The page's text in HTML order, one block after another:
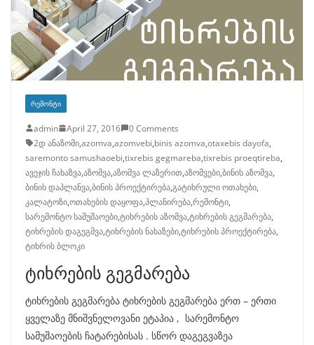
ᲠᲔᲛᲝᲜᲢᲘ
admin April 27, 2016
0 Comments
2დ ანაზომი,azomva,azomvebi,binis azomva,otaxebis dayofa,
saremonto samushaoebi,tixrebis gegmareba,tixrebis proeqtireba,
ავეჯის ჩახაზვა,აზომვა,აზომვა ლაზერით,აზომვები,ბინის აზომვა,
ბინის დაპლანვა,ბინის პროექტირება,გატიხრული ოთახები,
კალატოზი,ოთახების დაყოფა,პლანირება,რემონტი,
სარემონტო სამუშაოები,ტიხრების აზომვა,ტიხრების გეგმარება,
ტიხრების დაგეგმვა,ტიხრების ნახაზები,ტიხრების პროექტირება,
ტიხრის ბლოკი
ტიხრების გეგმარება
ტიხრების გეგმარება ტიხრების გეგმარება ერთ – ერთი
ყველაზე მნიშვნელოვანი ეტაპია , სარემონტო
სამუშაოების ჩატარებისას . სწორ დაგეგვაზეა